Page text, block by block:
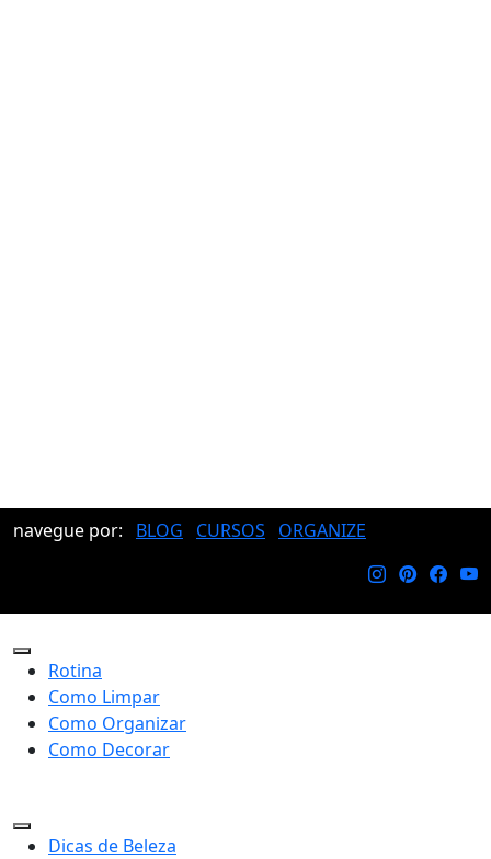
navegue por: BLOG CURSOS ORGANIZE
Rotina
Como Limpar
Como Organizar
Como Decorar
Dicas de Beleza